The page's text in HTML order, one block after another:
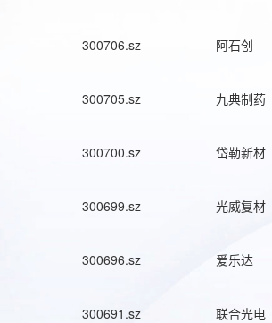
300706.sz 阿石创
300705.sz 九典制药
300700.sz 岱勒新材
300699.sz 光威复材
300696.sz 爱乐达
300691.sz 联合光电